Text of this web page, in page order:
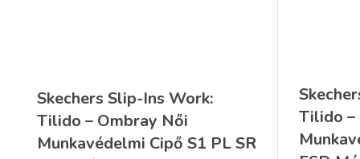
Skechers Slip-Ins Work:
Tilido – Ombray Női
Munkavédelmi Cipő S1 PL SR
Tilido –